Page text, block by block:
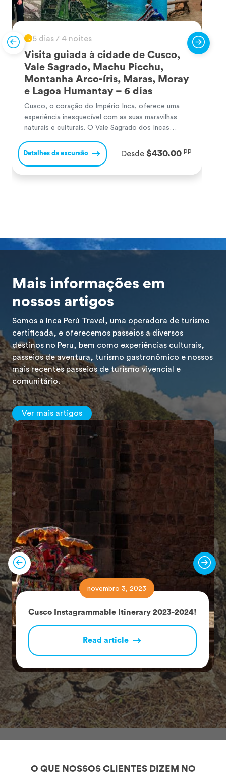
5 dias / 4 noites
Visita guiada à cidade de Cusco,
Vale Sagrado, Machu Picchu,
Montanha Arco-íris, Maras, Moray
e Lagoa Humantay – 6 dias
Cusco, o coração do Império Inca, oferece uma
experiência inesquecível com as suas maravilhas
naturais e culturais. O Vale Sagrado dos Incas
paisagens andinas. Machu Picchu, a famosa
cidadela inca, encanta com o seu misticismo e
Detalhes da excursão Desde $430.00 pp
Mais informações em
nossos artigos
Somos a Inca Perú Travel, uma operadora de turismo
certificada, e oferecemos passeios a diversos
destinos no Peru, bem como experiências culturais,
passeios de aventura, turismo gastronômico e nossos
mais recentes passeios de turismo vivencial e
comunitário.
Ver mais artigos
novembro 3, 2023
Cusco Instagrammable Itinerary 2023-2024!
Read article
O QUE NOSSOS CLIENTES DIZEM NO